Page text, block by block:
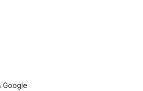
Google